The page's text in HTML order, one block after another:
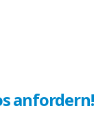
anfordern!